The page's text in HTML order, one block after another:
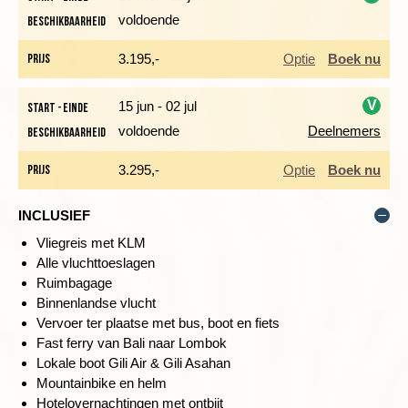
de voet van de
Batur vulkaan in het midden van Bali en vanaf
daar fietsen we door kleine dorpjes, waar je Balinese huizen en
Afstand: ± 24 km (1,5 uur)
Hoogteverschillen: 170 meter stijgen en 625 meter dalen
DE RIJSTVELDEN VAN JATILUWIH
Dag 5 Ubud - fietstocht Jatiluwih - Munduk
Dag 7 Lovina - fietstocht van Air Saneh naar Amed
We laten Ubud achter ons en trekken naar de bergen in het
noordwesten van Bali. De fietsroute van vandaag start bij de
tempel Pura Batukaru. Deze mysterieuze tempel ligt hoog op
de hellingen van de vulkaan Batukaru, in een mossig en
vochtig bos. We fietsen vandaag maximaal 20 kilometer over
Beschikbaarheid voldoende
Prijs 3.195,- Optie Boek nu
Start - einde 15 jun - 02 jul V
i
Beschikbaarheid voldoende Deelnemers
Prijs 3.295,- Optie Boek nu
INCLUSIEF
Vliegreis met KLM
Alle vluchttoeslagen
Ruimbagage
Binnenlandse vlucht
Vervoer ter plaatse met bus, boot en fiets
Fast ferry van Bali naar Lombok
Lokale boot Gili Air & Gili Asahan
Mountainbike en helm
Hotelovernachtingen met ontbijt